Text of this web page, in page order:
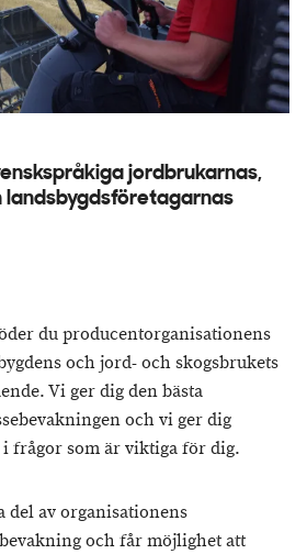
jordbrukarnas,
landsbygdsföretagarnas
du producentorganisationens
och jord- och skogsbrukets
Vi ger dig den bästa
och vi ger dig
frågor som är viktiga för dig.
del av organisationens
och får möjlighet att